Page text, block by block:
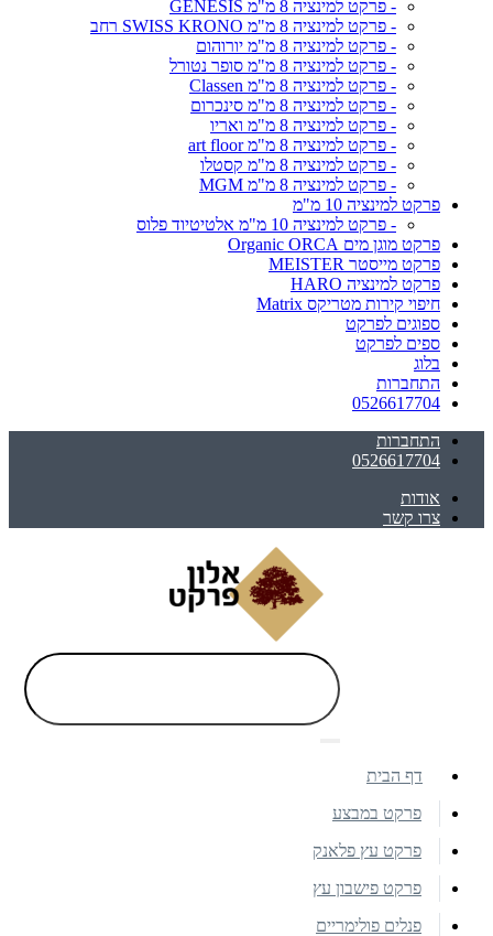
- פרקט למינציה 8 מ"מ GENESIS
- פרקט למינציה 8 מ"מ SWISS KRONO רחב
- פרקט למינציה 8 מ"מ יורוהום
- פרקט למינציה 8 מ"מ סופר נטורל
- פרקט למינציה 8 מ"מ Classen
- פרקט למינציה 8 מ"מ סינכרום
- פרקט למינציה 8 מ"מ ואריו
- פרקט למינציה 8 מ"מ art floor
- פרקט למינציה 8 מ"מ קסטלו
- פרקט למינציה 8 מ"מ MGM
פרקט למינציה 10 מ"מ
- פרקט למינציה 10 מ"מ אלטיטיוד פלוס
פרקט מוגן מים Organic ORCA
פרקט מייסטר MEISTER
פרקט למינציה HARO
חיפוי קירות מטריקס Matrix
ספוגים לפרקט
ספים לפרקט
בלוג
התחברות
0526617704
התחברות
0526617704
אודות
צרו קשר
דף הבית
פרקט במבצע
פרקט עץ פלאנק
פרקט פישבון עץ
פנלים פולימריים